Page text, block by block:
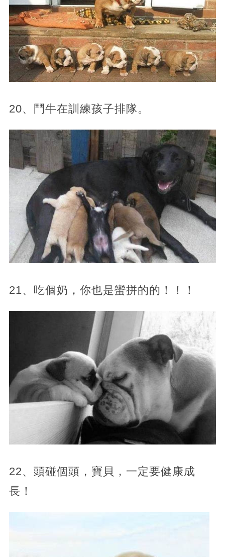
20、鬥牛在訓練孩子排隊。
21、吃個奶，你也是蠻拼的的！！！
22、頭碰個頭，寶貝，一定要健康成
長！